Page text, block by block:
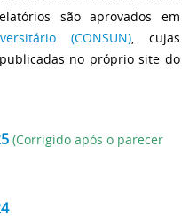
são aprovados em
(CONSUN), cujas
no próprio site do
(Corrigido após o parecer